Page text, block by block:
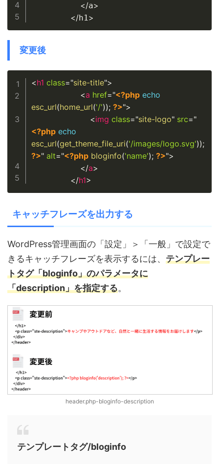
</a>
</h1>
変更後
<h1 class="site-title">
<a href="<?php echo
esc_url(home_url('/')); ?>">
<img class="site-logo" src="
<?php echo
esc_url(get_theme_file_uri('/images/logo.svg'));
?>" alt="<?php bloginfo('name'); ?>">
</a>
</h1>
キャッチフレーズを出力する
WordPress管理画面の「設定」＞「一般」で設定で
きるキャッチフレーズを表示するには、 テンプレー
トタグ「bloginfo」のパラメータに
「description」を指定する。
header.php-bloginfo-description
テンプレートタグ/bloginfo